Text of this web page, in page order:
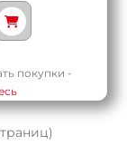
покупки -